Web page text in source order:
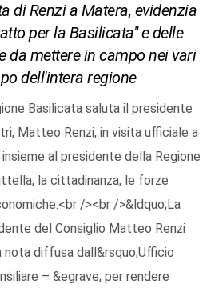
di Renzi a Matera, evidenzia
per la Basilicata" e delle
da mettere in campo nei vari
dell'intera regione
Basilicata saluta il presidente
Matteo Renzi, in visita ufficiale a
al presidente della Regione
la cittadinanza, le forze
/><br />&ldquo;La
del Consiglio Matteo Renzi
nota diffusa dall&rsquo;Ufficio
– &egrave; per rendere